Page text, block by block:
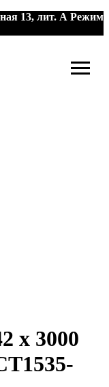
13, лит. А Режим
х 3000